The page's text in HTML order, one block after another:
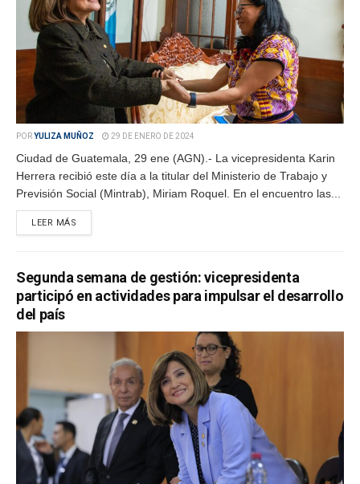
PORYULIZA MUÑOZ 29 DE ENERO DE 2024
Ciudad de Guatemala, 29 ene (AGN).- La vicepresidenta Karin
Herrera recibió este día a la titular del Ministerio de Trabajo y
Previsión Social (Mintrab), Miriam Roquel. En el encuentro las...
LEER MÁS
Segunda semana de gestión: vicepresidenta
participó en actividades para impulsar el desarrollo
del país